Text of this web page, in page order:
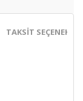
TAKSIT